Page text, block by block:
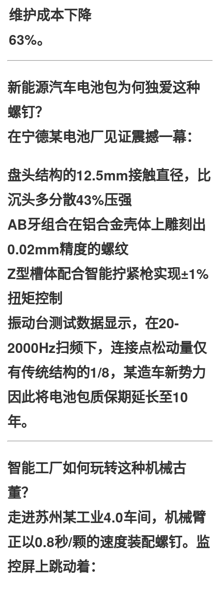
维护成本下降
63%。
​新能源汽车电池包为何独爱这种
螺钉？​
在宁德某电池厂见证震撼一幕：
​盘头结构​​的12.5mm接触直径，比
沉头多分散43%压强
​AB牙组合​​在铝合金壳体上雕刻出
0.02mm精度的螺纹
​Z型槽体​​配合智能拧紧枪实现±1%
扭矩控制
振动台测试数据显示，在20-
2000Hz扫频下，连接点松动量仅
有传统结构的1/8，某造车新势力
因此将电池包质保期延长至10
年。
​智能工厂如何玩转这种机械古
董？​
走进苏州某工业4.0车间，机械臂
正以0.8秒/颗的速度装配螺钉。监
控屏上跳动着：